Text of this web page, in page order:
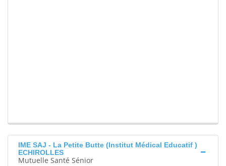
IME SAJ - La Petite Butte (Institut Médical Educatif )
ECHIROLLES
Mutuelle Santé Sénior